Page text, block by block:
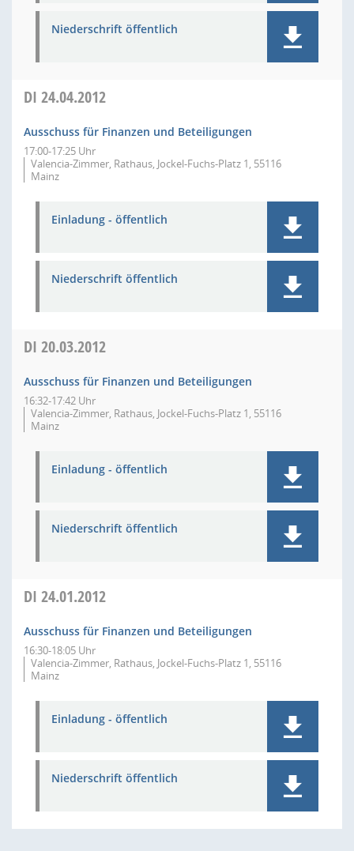
Niederschrift öffentlich
DI 24.04.2012
Ausschuss für Finanzen und Beteiligungen
17:00-17:25 Uhr
Valencia-Zimmer, Rathaus, Jockel-Fuchs-Platz 1, 55116
Mainz
Einladung - öffentlich
Niederschrift öffentlich
DI 20.03.2012
Ausschuss für Finanzen und Beteiligungen
16:32-17:42 Uhr
Valencia-Zimmer, Rathaus, Jockel-Fuchs-Platz 1, 55116
Mainz
Einladung - öffentlich
Niederschrift öffentlich
DI 24.01.2012
Ausschuss für Finanzen und Beteiligungen
16:30-18:05 Uhr
Valencia-Zimmer, Rathaus, Jockel-Fuchs-Platz 1, 55116
Mainz
Einladung - öffentlich
Niederschrift öffentlich